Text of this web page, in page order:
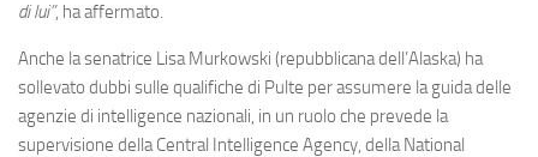
di lui”, ha affermato.
Anche la senatrice Lisa Murkowski (repubblicana dell’Alaska) ha
sollevato dubbi sulle qualifiche di Pulte per assumere la guida delle
agenzie di intelligence nazionali, in un ruolo che prevede la
supervisione della Central Intelligence Agency, della National